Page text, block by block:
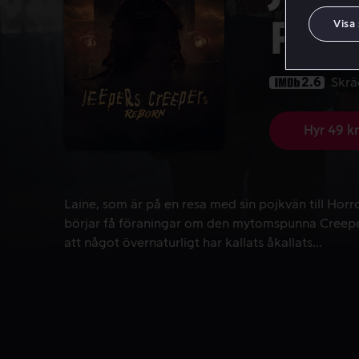
2.6
Hyr 49 kr
Laine, som är på en resa med sin pojkvän till
Laine, som är på en resa med sin pojkvän till
börjar få föraningar om den mytomspunna
att något övernaturligt har kallats åkallats...
Visa